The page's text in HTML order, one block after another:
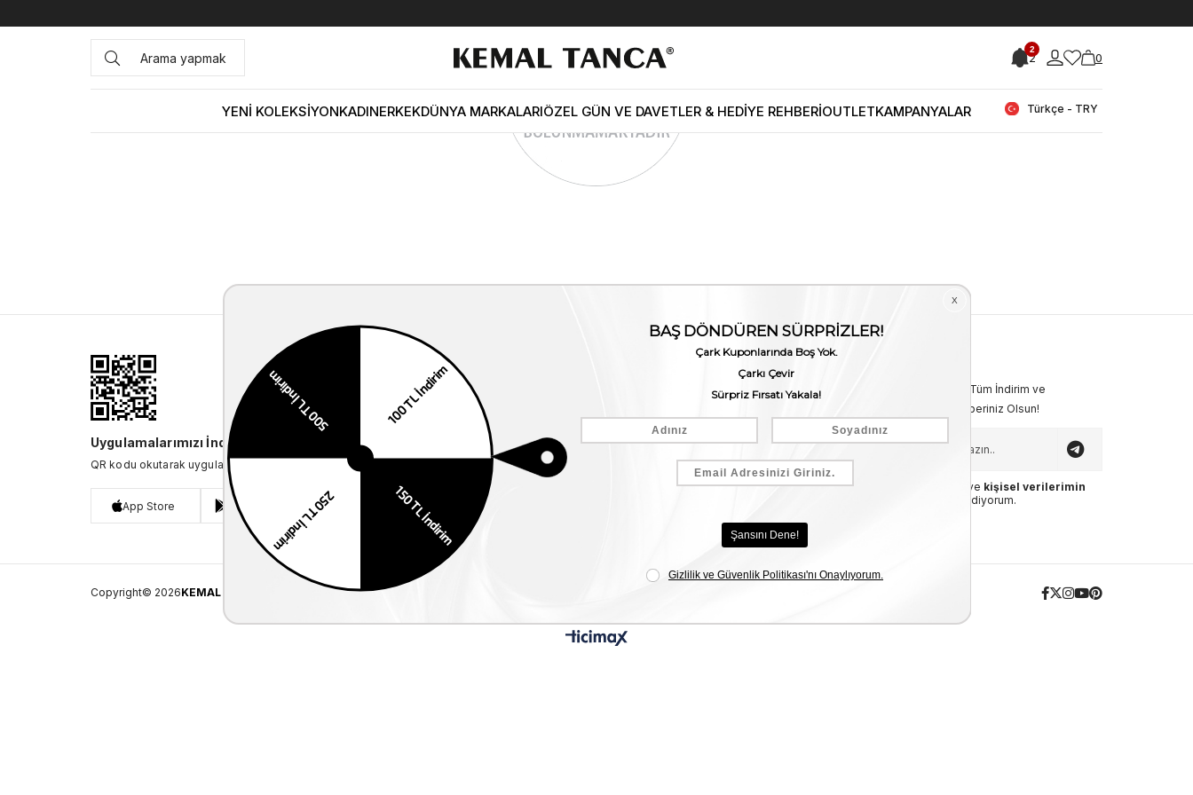
2
2 0
Türkçe - TRY
YENİ KOLEKSİYONKADINERKEKDÜNYA MARKALARIÖZEL GÜN VE DAVETLER & HEDİYE REHBERİOUTLETKAMPANYALAR
Uygulamalarımızı İndirin
QR kodu okutarak uygulamalarımızı indirebilirsiniz.
App Store Google Play
Hesabım
Üyelik Bilgilerim
Siparişlerim
Şifremi Unuttum
Para ve Hediye Çeklerim
Anasayfa
Müşteri İlişkileri
Üyelik
Kargo & Teslimat
Bültenimize Üye Olun ! Tüm İndirim ve
Fırsatlardan İlk Sizin Haberiniz Olsun!
ve kişisel verilerimin
korunmasını kabul ediyorum.
Copyright© 2026KEMAL TANCA All rights reserved.